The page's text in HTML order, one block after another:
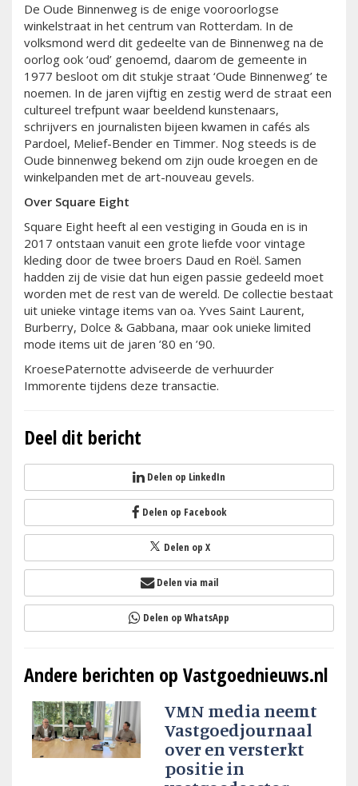
De Oude Binnenweg is de enige vooroorlogse
winkelstraat in het centrum van Rotterdam. In de
volksmond werd dit gedeelte van de Binnenweg na de
oorlog ook ‘oud’ genoemd, daarom de gemeente in
1977 besloot om dit stukje straat ‘Oude Binnenweg’ te
noemen. In de jaren vijftig en zestig werd de straat een
cultureel trefpunt waar beeldend kunstenaars,
schrijvers en journalisten bijeen kwamen in cafés als
Pardoel, Melief-Bender en Timmer. Nog steeds is de
Oude binnenweg bekend om zijn oude kroegen en de
winkelpanden met de art-nouveau gevels.
Over Square Eight
Square Eight heeft al een vestiging in Gouda en is in
2017 ontstaan vanuit een grote liefde voor vintage
kleding door de twee broers Daud en Roël. Samen
hadden zij de visie dat hun eigen passie gedeeld moet
worden met de rest van de wereld. De collectie bestaat
uit unieke vintage items van oa. Yves Saint Laurent,
Burberry, Dolce & Gabbana, maar ook unieke limited
mode items uit de jaren ’80 en ’90.
KroesePaternotte adviseerde de verhuurder
Immorente tijdens deze transactie.
Deel dit bericht
Delen op LinkedIn
Delen op Facebook
Delen op X
Delen via mail
Delen op WhatsApp
Andere berichten op Vastgoednieuws.nl
VMN media neemt
Vastgoedjournaal
over en versterkt
positie in